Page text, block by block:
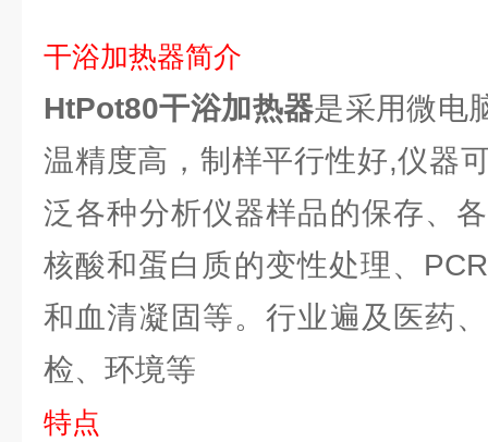
干浴加热器简介
HtPot80干浴加热器是采用微电
温精度高，制样平行性好,仪器
泛各种分析仪器样品的保存、
核酸和蛋白质的变性处理、
和血清凝固等。行业遍及医药
检、环境等
特点